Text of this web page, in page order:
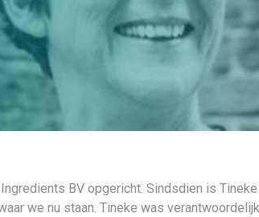
BV opgericht. Sindsdien is
we nu staan. Tineke was